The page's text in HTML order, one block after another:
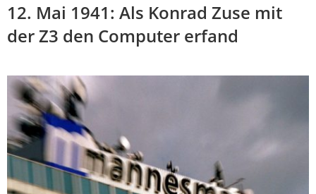
12. Mai 1941: Als Konrad Zuse mit
der Z3 den Computer erfand